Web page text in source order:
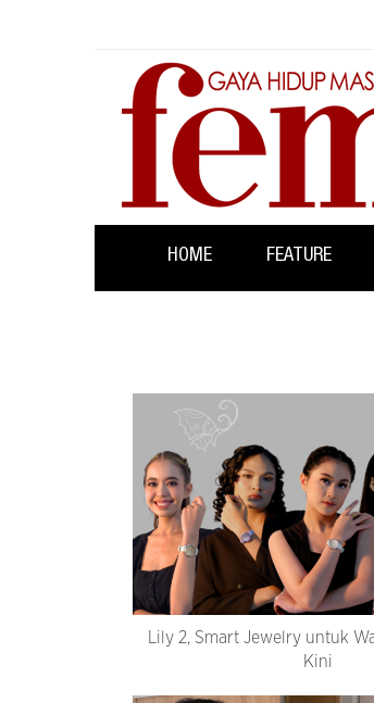
HOME FEATURE
Lily 2, Smart Jewelry untuk
Kini